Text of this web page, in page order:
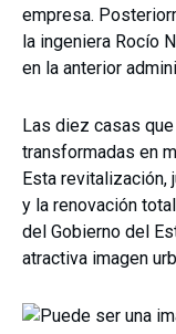
empresa.
la ingeniera Rocío
en la anterior
Las diez casas
transformadas en
Esta revitalización,
y la renovación
del Gobierno del
atractiva imagen